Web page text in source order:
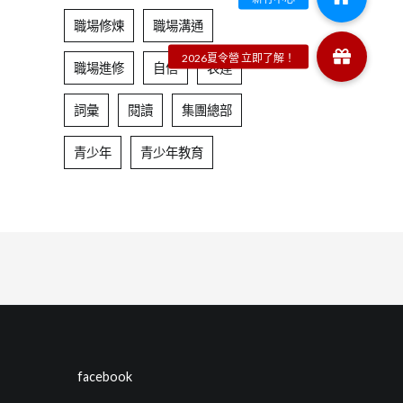
職場修煉 職場溝通
職場進修 自信 表達
詞彙 閱讀 集團總部
青少年 青少年教育
facebook